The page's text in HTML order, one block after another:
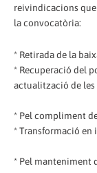
reivindicacions
la convocatòria:
* Retirada de la
* Recuperació del
actualització de
* Pel compliment
* Transformació
* Pel manteniment